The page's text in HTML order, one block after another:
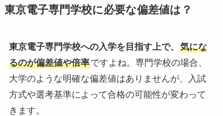
東京電子専門学校に必要な偏差値は？
東京電子専門学校への入学を目指す上で、 気にな
るのが偏差値や倍率ですよね。専門学校の場合、
大学のような明確な偏差値はありませんが、入試
方式や選考基準によって合格の可能性が変わって
きます。